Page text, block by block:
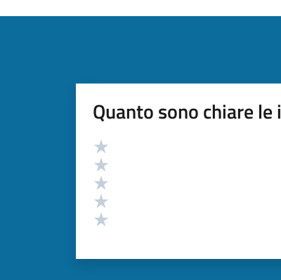
Quanto sono chiare
Valutazione